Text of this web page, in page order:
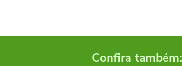
Confira também: